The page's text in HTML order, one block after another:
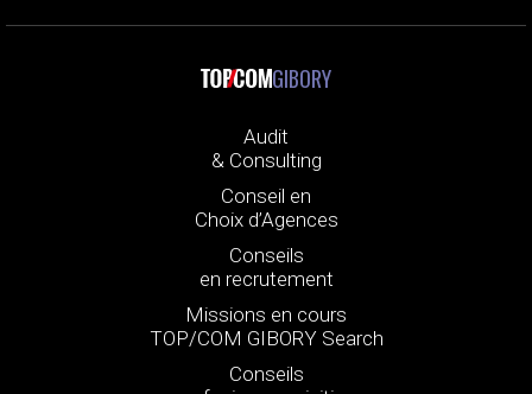
GIBORY
Audit
& Consulting
Conseil en
Choix d’Agences
Conseils
en recrutement
Missions en cours
TOP/COM GIBORY Search
Conseils